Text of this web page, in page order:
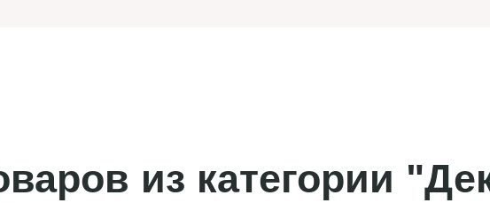
из категории